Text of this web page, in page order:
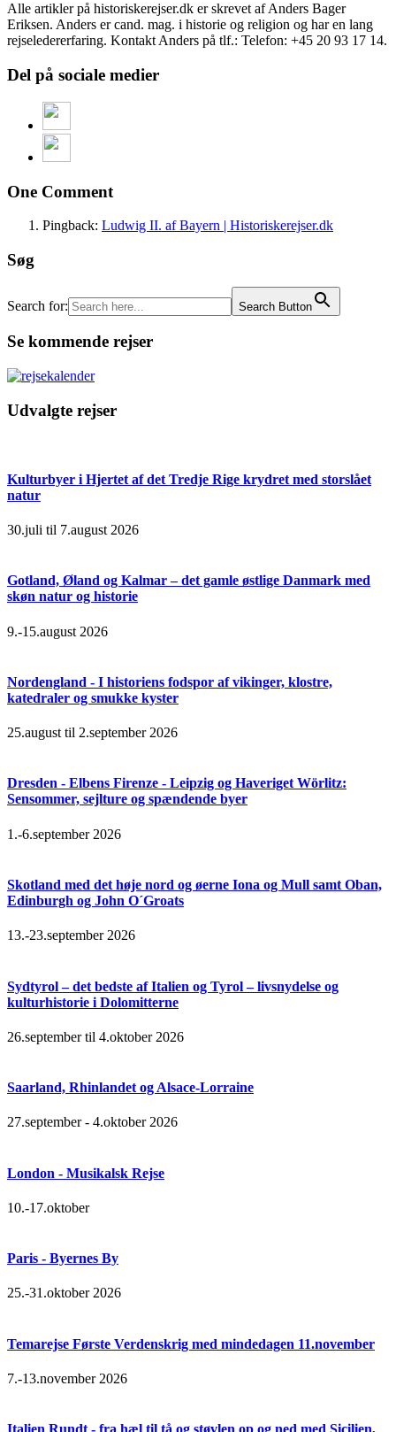
Alle artikler på historiskerejser.dk er skrevet af Anders Bager
Eriksen. Anders er cand. mag. i historie og religion og har en lang
rejseledererfaring. Kontakt Anders på tlf.: Telefon: +45 20 93 17 14.
Del på sociale medier
One Comment
Pingback: Ludwig II. af Bayern | Historiskerejser.dk
Søg
Search for: Search Button
Se kommende rejser
Udvalgte rejser
Kulturbyer i Hjertet af det Tredje Rige krydret med storslået
natur
30.juli til 7.august 2026
Gotland, Øland og Kalmar – det gamle østlige Danmark med
skøn natur og historie
9.-15.august 2026
Nordengland - I historiens fodspor af vikinger, klostre,
katedraler og smukke kyster
25.august til 2.september 2026
Dresden - Elbens Firenze - Leipzig og Haveriget Wörlitz:
Sensommer, sejlture og spændende byer
1.-6.september 2026
Skotland med det høje nord og øerne Iona og Mull samt Oban,
Edinburgh og John O´Groats
13.-23.september 2026
Sydtyrol – det bedste af Italien og Tyrol – livsnydelse og
kulturhistorie i Dolomitterne
26.september til 4.oktober 2026
Saarland, Rhinlandet og Alsace-Lorraine
27.september - 4.oktober 2026
London - Musikalsk Rejse
10.-17.oktober
Paris - Byernes By
25.-31.oktober 2026
Temarejse Første Verdenskrig med mindedagen 11.november
7.-13.november 2026